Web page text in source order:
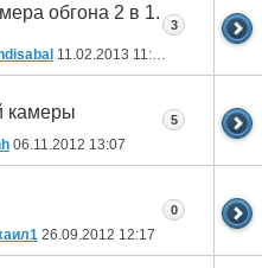
обгона 2 в 1.
11.02.2013 11:36
3
камеры
06.11.2012 13:07
5
26.09.2012 12:17
0